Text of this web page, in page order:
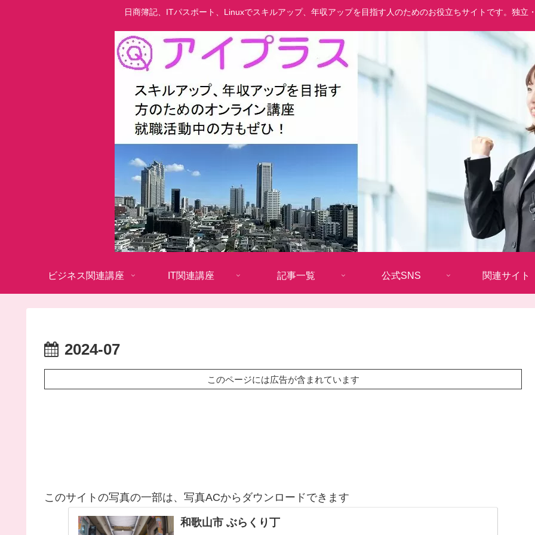
日商簿記、ITパスポート、Linuxでスキルアップ、年収アップを目指す人のためのお役立ちサイトです。独立
ビジネス関連講座 IT関連講座 記事一覧 公式SNS 関連サイト
2024-07
このページには広告が含まれています
このサイトの写真の一部は、写真ACからダウンロードできます
和歌山市 ぶらくり丁